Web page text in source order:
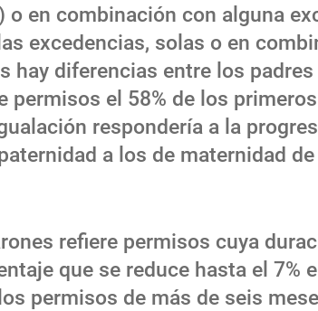
o en combinación con alguna
excedencias, solas o en
hay diferencias entre los
permisos el 58% de los
respondería a la
a los de maternidad
refiere permisos cuya
que se reduce hasta el 7%
permisos de más de seis